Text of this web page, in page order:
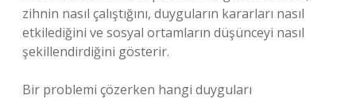
zihnin nasıl çalıştığını, duyguların kararları nasıl
etkilediğini ve sosyal ortamların düşünceyi nasıl
şekillendirdiğini gösterir.
Bir problemi çözerken hangi duyguları